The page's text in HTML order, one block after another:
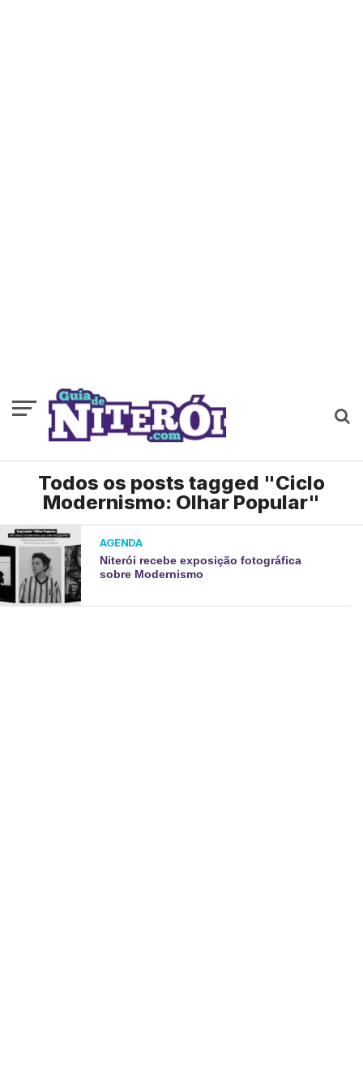
Todos os posts tagged "Ciclo
Modernismo: Olhar Popular"
AGENDA
Niterói recebe exposição fotográfica
sobre Modernismo